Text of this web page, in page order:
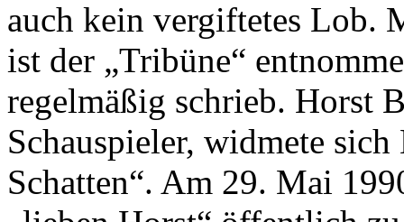
auch kein vergiftetes Lob.
ist der „Tribüne“
regelmäßig schrieb. Horst
Schauspieler, widmete
Schatten“. Am 29. Mai